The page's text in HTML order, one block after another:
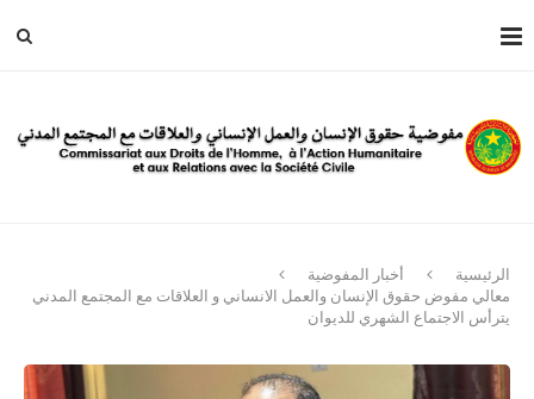
الرئيسية
أخبار المفوضية
معالي مفوض حقوق الإنسان والعمل الانساني و العلاقات مع المجتمع المدني
يترأس الاجتماع الشهري للديوان